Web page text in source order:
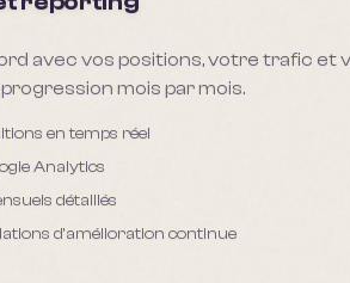
avec vos positions, votre trafic et
mois par mois.
en temps réel
Analytics
détaillés
d'amélioration continue